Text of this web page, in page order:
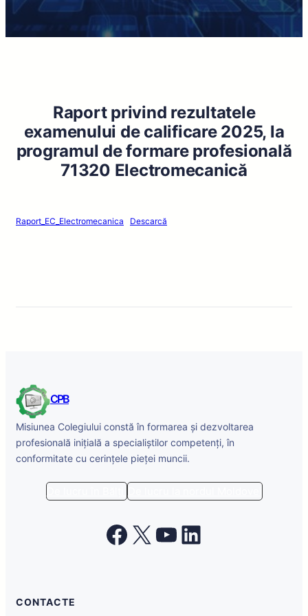
Raport privind rezultatele
examenului de calificare 2025, la
programul de formare profesională
71320 Electromecanică
Raport_EC_Electromecanica Descarcă
CPB
Misiunea Colegiului constă în formarea și dezvoltarea
profesională inițială a specialiștilor competenți, în
conformitate cu cerințele pieței muncii.
Facebook X YouTube LinkedIn
CONTACTE